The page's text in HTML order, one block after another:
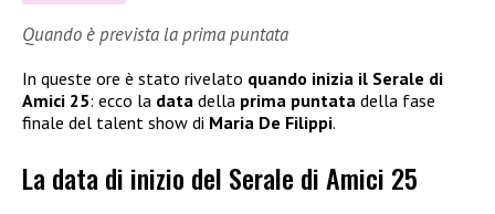
Quando è prevista la prima puntata
In queste ore è stato rivelato quando inizia il Serale di
Amici 25: ecco la data della prima puntata della fase
finale del talent show di Maria De Filippi.
La data di inizio del Serale di Amici 25